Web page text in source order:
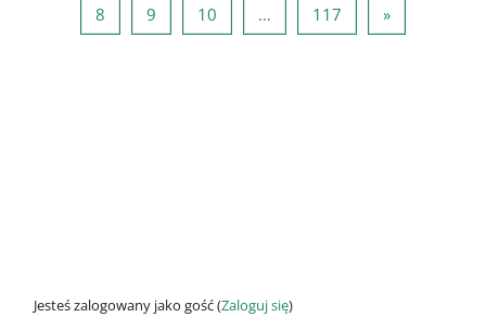
8 Strona 8
9 Strona 9
10 … 117 Strona 117
»Następna
Jesteś zalogowany jako gość (Zaloguj się)